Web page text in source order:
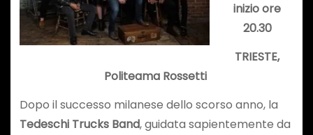
inizio ore
20.30
TRIESTE,
Politeama Rossetti
Dopo il successo milanese dello scorso anno, la
Tedeschi Trucks Band, guidata sapientemente da